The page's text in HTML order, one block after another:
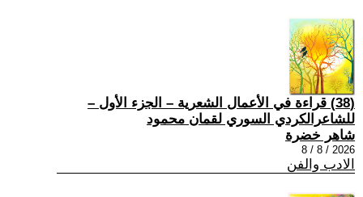
(38) قراءة في الأعمال الشعرية – الجزء الأول –
للشاعرالكردي السوري لقمان محمود
شاهر خضرة
2026 / 8 / 8
الادب والفن